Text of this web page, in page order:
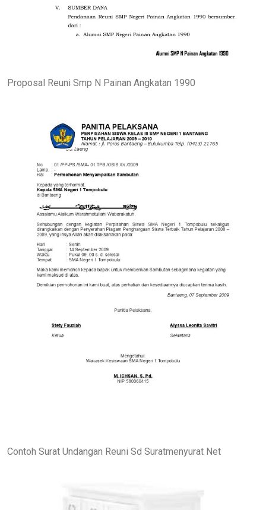
Proposal Reuni Smp N Painan Angkatan 1990
Contoh Surat Undangan Reuni Sd Suratmenyurat Net